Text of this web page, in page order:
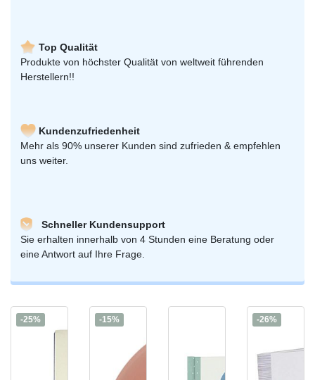
Top Qualität
Produkte von höchster Qualität von weltweit führenden
Herstellern!!
Kundenzufriedenheit
Mehr als 90% unserer Kunden sind zufrieden & empfehlen
uns weiter.
Schneller Kundensupport
Sie erhalten innerhalb von 4 Stunden eine Beratung oder
eine Antwort auf Ihre Frage.
-25% -15% -26%